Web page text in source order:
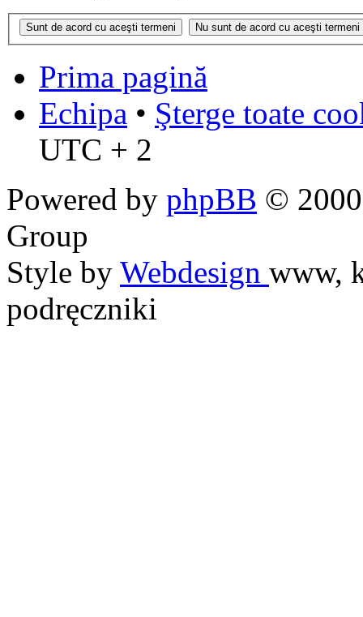
Prima pagină
Echipa • Şterge toate
UTC + 2
Powered by phpBB ©
Group
Style by Webdesign www,
podręczniki